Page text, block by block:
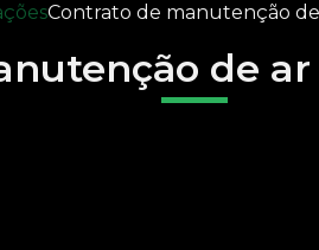
Contrato de manutenção
de